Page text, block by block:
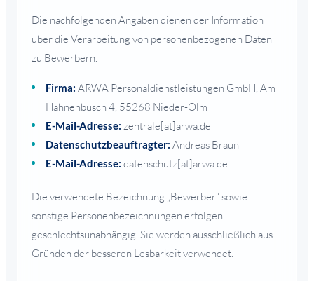
Die nachfolgenden Angaben dienen der Information
über die Verarbeitung von personenbezogenen Daten
zu Bewerbern.
Firma: ARWA Personaldienstleistungen GmbH, Am
Hahnenbusch 4, 55268 Nieder-Olm
E-Mail-Adresse: zentrale[at]arwa.de
Datenschutzbeauftragter: Andreas Braun
E-Mail-Adresse: datenschutz[at]arwa.de
Die verwendete Bezeichnung „Bewerber“ sowie
sonstige Personenbezeichnungen erfolgen
geschlechtsunabhängig. Sie werden ausschließlich aus
Gründen der besseren Lesbarkeit verwendet.